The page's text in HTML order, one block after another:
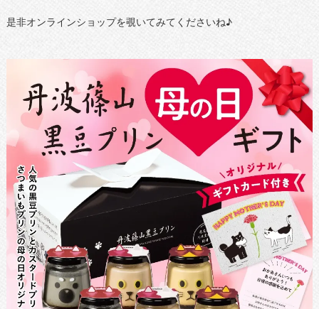
是非オンラインショップを覗いてみてくださいね♪